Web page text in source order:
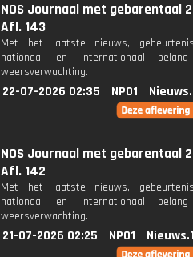
NOS Journaal met gebarentaal
Afl. 143
Met het laatste nieuws,
nationaal en internationaal
weersverwachting.
22-07-2026 02:35 NPO1
NOS Journaal met gebarentaal
Afl. 142
Met het laatste nieuws,
nationaal en internationaal
weersverwachting.
21-07-2026 02:25 NPO1